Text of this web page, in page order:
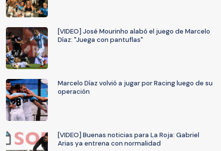
[VIDEO] José Mourinho alabó el juego de Marcelo
Díaz: "Juega con pantuflas"
Marcelo Díaz volvió a jugar por Racing luego de su
operación
[VIDEO] Buenas noticias para La Roja: Gabriel
Arias ya entrena con normalidad